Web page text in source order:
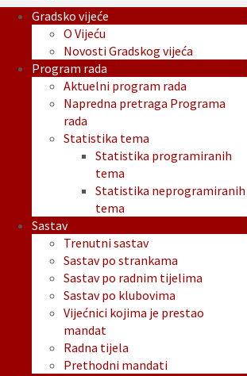
Gradsko vijeće
O Vijeću
Novosti Gradskog vijeća
Program rada
Aktuelni program rada
Napredna pretraga Programa
rada
Statistika tema
Statistika programiranih
tema
Statistika neprogramiranih
tema
Sastav
Trenutni sastav
Sastav po strankama
Sastav po radnim tijelima
Sastav po klubovima
Vijećnici kojima je prestao
mandat
Radna tijela
Prethodni mandati